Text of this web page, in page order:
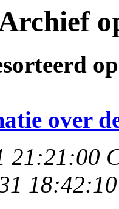
over
21:21:00